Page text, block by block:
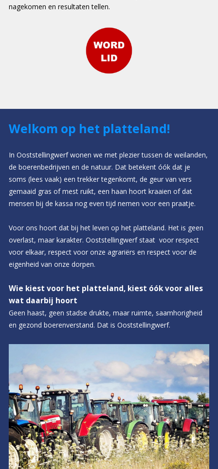
nagekomen en resultaten tellen.
Welkom op het platteland!
In Ooststellingwerf wonen we met plezier tussen de weilanden,
de boerenbedrijven en de natuur. Dat betekent óók dat je
soms (lees vaak) een trekker tegenkomt, de geur van vers
gemaaid gras of mest ruikt, een haan hoort kraaien of dat
mensen bij de kassa nog even tijd nemen voor een praatje.
Voor ons hoort dat bij het leven op het platteland. Het is geen
overlast, maar karakter. Ooststellingwerf staat voor respect
voor elkaar, respect voor onze agrariërs en respect voor de
eigenheid van onze dorpen.
Wie kiest voor het platteland, kiest óók voor alles
wat daarbij hoort
Geen haast, geen stadse drukte, maar ruimte, saamhorigheid
en gezond boerenverstand. Dat is Ooststellingwerf.